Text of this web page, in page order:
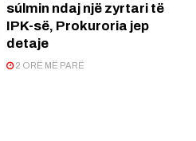
súlmin ndaj një zyrtari të
IPK-së, Prokuroria jep
detaje
2 ORË MË PARË